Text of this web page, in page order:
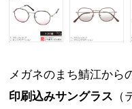
メガネのまち鯖江から
印刷込みサングラス